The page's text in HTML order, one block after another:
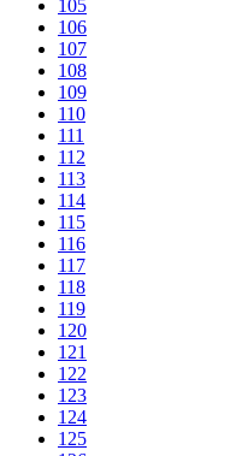
105
106
107
108
109
110
111
112
113
114
115
116
117
118
119
120
121
122
123
124
125